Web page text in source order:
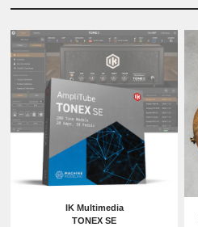
IK Multimedia
TONEX SE